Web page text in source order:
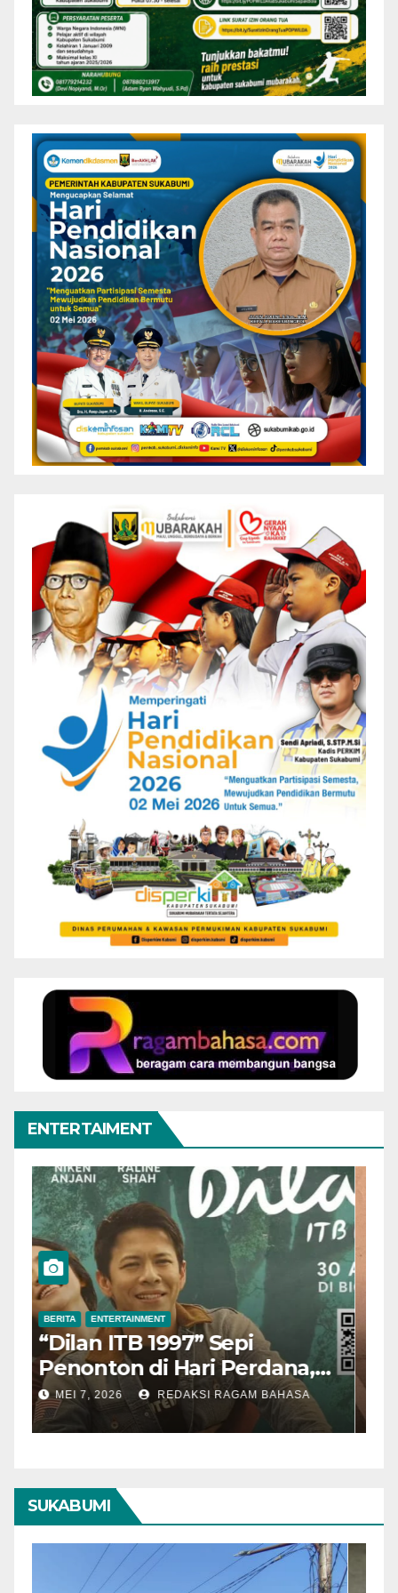
ENTERTAIMENT
BERITA ENTERTAINMENT
“Dilan ITB 1997” Sepi
Penonton di Hari Perdana,
Pengamat Nilai Cerita
Kurang Kuat
MEI 7, 2026 REDAKSI RAGAM BAHASA
SUKABUMI